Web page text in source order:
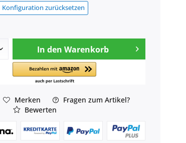
Konfiguration zurücksetzen
In den Warenkorb
Merken
Fragen zum Artikel?
Bewerten